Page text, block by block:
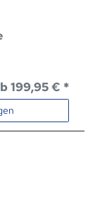
199,95 € *